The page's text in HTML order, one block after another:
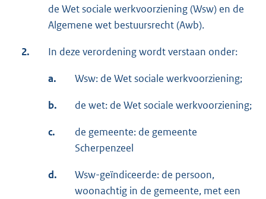
de Wet sociale werkvoorziening (Wsw) en de
Algemene wet bestuursrecht (Awb).
2. In deze verordening wordt verstaan onder:
a. Wsw: de Wet sociale werkvoorziening;
b. de wet: de Wet sociale werkvoorziening;
c.
de gemeente: de gemeente
Scherpenzeel
d.
Wsw-geïndiceerde: de persoon,
woonachtig in de gemeente, met een